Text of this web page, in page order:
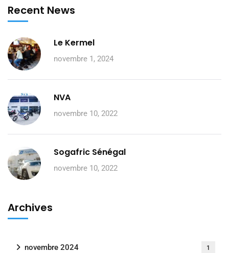
Recent News
Le Kermel
novembre 1, 2024
NVA
novembre 10, 2022
Sogafric Sénégal
novembre 10, 2022
Archives
novembre 2024 1